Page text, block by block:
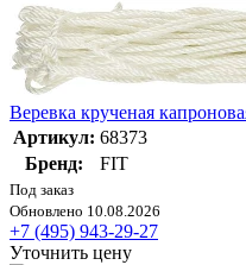
Веревка крученая
Артикул: 68373
Бренд:
FIT
Под заказ
Обновлено 10.08.2026
+7 (495) 943-29-27
Уточнить цену